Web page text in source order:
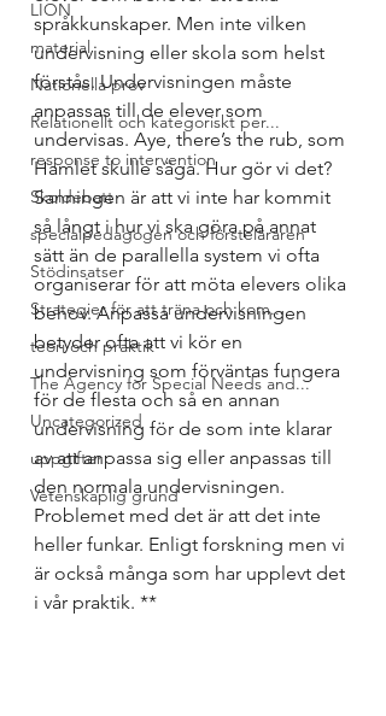
LION
material
Nationella prov
Relationellt och kategoriskt per...
response to intervention
Skoldebatt
specialpedagogen och försteläraren
Stödinsatser
Strategier för att träna och kom...
teori och praktik
The Agency for Special Needs and...
Uncategorized
uppgifter
Vetenskaplig grund
språkkunskaper. Men inte vilken
undervisning eller skola som helst
förstås. Undervisningen måste
anpassas till de elever som
undervisas. Aye, there’s the rub, som
Hamlet skulle säga. Hur gör vi det?
Sanningen är att vi inte har kommit
så långt i hur vi ska göra på annat
sätt än de parallella system vi ofta
organiserar för att möta elevers olika
behov. Anpassa undervisningen
betyder ofta att vi kör en
undervisning som förväntas fungera
för de flesta och så en annan
undervisning för de som inte klarar
av att anpassa sig eller anpassas till
den normala undervisningen.
Problemet med det är att det inte
heller funkar. Enligt forskning men vi
är också många som har upplevt det
i vår praktik. **